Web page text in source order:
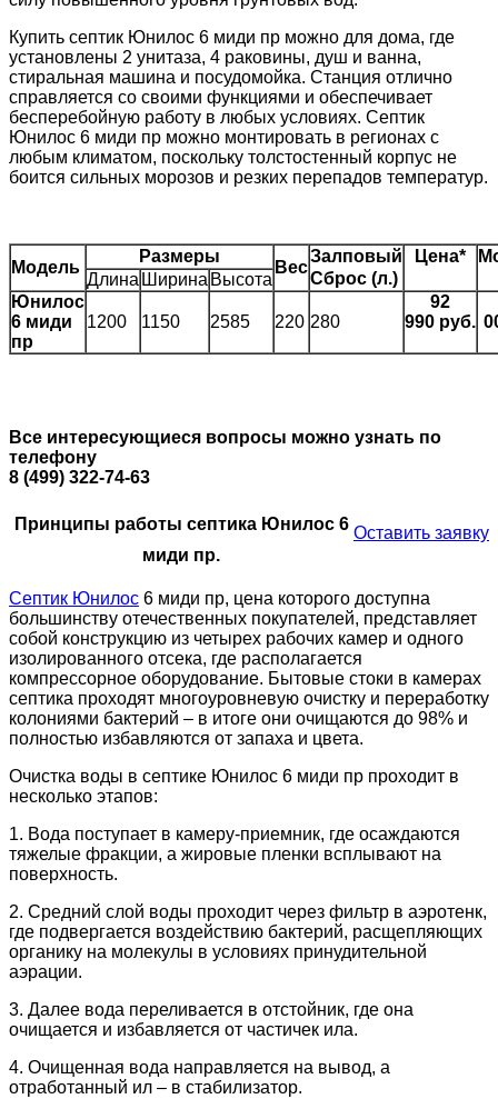
Купить септик Юнилос 6 миди пр можно для дома, где
установлены 2 унитаза, 4 раковины, душ и ванна,
стиральная машина и посудомойка. Станция отлично
справляется со своими функциями и обеспечивает
бесперебойную работу в любых условиях. Септик
Юнилос 6 миди пр можно монтировать в регионах с
любым климатом, поскольку толстостенный корпус не
боится сильных морозов и резких перепадов температур.
Модель
Размеры
Вес
Залповый
Сброс (л.)
Цена*
Длина Ширина Высота
Юнилос
6 миди
пр
1200 1150 2585 220 280
92
990 руб.
Все интересующиеся вопросы можно узнать по
телефону
8 (499) 322-74-63
Оставить заявку
Принципы работы септика Юнилос 6
миди пр.
Септик Юнилос 6 миди пр, цена которого доступна
большинству отечественных покупателей, представляет
собой конструкцию из четырех рабочих камер и одного
изолированного отсека, где располагается
компрессорное оборудование. Бытовые стоки в камерах
септика проходят многоуровневую очистку и переработку
колониями бактерий – в итоге они очищаются до 98% и
полностью избавляются от запаха и цвета.
Очистка воды в септике Юнилос 6 миди пр проходит в
несколько этапов:
1. Вода поступает в камеру-приемник, где осаждаются
тяжелые фракции, а жировые пленки всплывают на
поверхность.
2. Средний слой воды проходит через фильтр в аэротенк,
где подвергается воздействию бактерий, расщепляющих
органику на молекулы в условиях принудительной
аэрации.
3. Далее вода переливается в отстойник, где она
очищается и избавляется от частичек ила.
4. Очищенная вода направляется на вывод, а
отработанный ил – в стабилизатор.